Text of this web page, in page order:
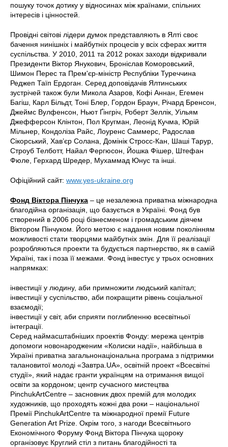
пошуку точок дотику у відносинах між країнами, спільних
інтересів і цінностей.
Провідні світові лідери думок представляють в Ялті своє
бачення нинішніх і майбутніх процесів у всіх сферах життя
суспільства. У 2010, 2011 та 2012 роках заходи відкривали
Президенти Віктор Янукович, Броніслав Коморовський,
Шимон Перес та Прем'єр-міністр Республіки Туреччина
Реджеп Таїп Ердоган. Серед доповідачів Ялтинських
зустрічей також були Микола Азаров, Кофі Аннан, Егемен
Багіш, Карл Більдт, Тоні Блер, Гордон Браун, Річард Бренсон,
Джеймс Вулфенсон, Ньют Ґінгріч, Роберт Зеллік, Уільям
Джефферсон Клінтон, Пол Кругман, Леонід Кучма, Юрій
Мільнер, Кондоліза Райс, Лоуренс Саммерс, Радослав
Сікорський, Хав’єр Солана, Домінік Стросс-Кан, Шаші Тарур,
Строуб Телботт, Найал Фергюсон, Йошка Фішер, Штефан
Фюле, Герхард Шредер, Мухаммад Юнус та інші.
Офіційний сайт: www.yes-ukraine.org
Фонд Віктора Пінчука – це незалежна приватна міжнародна
благодійна організація, що базується в Україні. Фонд був
створений в 2006 році бізнесменом і громадським діячем
Віктором Пінчуком. Його метою є надання новим поколінням
можливості стати творцями майбутніх змін. Для її реалізації
розробляються проекти та будується партнерство, як в самій
Україні, так і поза її межами. Фонд інвестує у трьох основних
напрямках:
інвестиції у людину, аби примножити людський капітал;
інвестиції у суспільство, аби покращити рівень соціальної
взаємодії;
інвестиції у світ, аби сприяти поглибленню всесвітньої
інтеграції.
Серед наймасштабніших проектів Фонду: мережа центрів
допомоги новонародженим «Колиски надії», найбільша в
Україні приватна загальнонаціональна програма з підтримки
талановитої молоді «Завтра.UA», освітній проект «Всесвітні
студії», який надає гранти українцям на отримання вищої
освіти за кордоном; центр сучасного мистецтва
PinchukArtCentre – засновник двох премій для молодих
художників, що проходять кожні два роки – національної
Премії PinchukArtCentre та міжнародної премії Future
Generation Art Prize. Окрім того, з нагоди Всесвітнього
Економічного Форуму Фонд Віктора Пінчука щороку
організовує Круглий стіл з питань благодійності та